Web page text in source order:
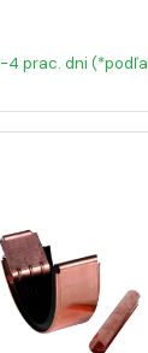
4 prac. dni (*podľa